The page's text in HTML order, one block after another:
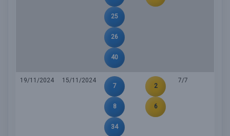
25
26
40
19/11/2024
15/11/2024
7
8
34
2
6
7/7